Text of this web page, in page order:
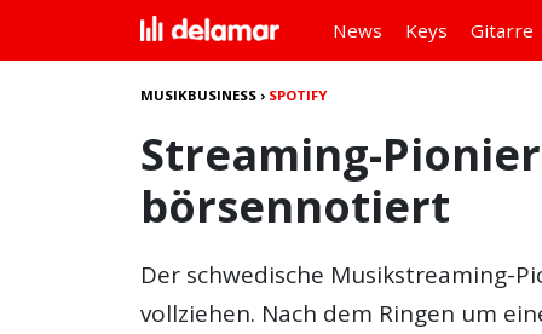
News Keys Gitarre
MUSIKBUSINESS › SPOTIFY
Streaming-
börsennotiert
Der schwedische Musikstreaming-
vollziehen. Nach dem Ringen um